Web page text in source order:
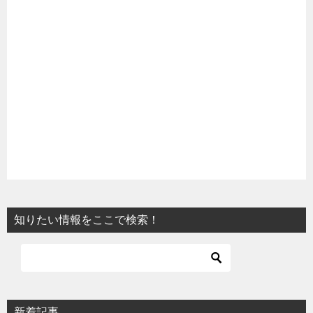
知りたい情報をここで検索！